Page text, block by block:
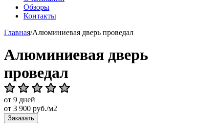
Обзоры
Контакты
Главная/Алюминиевая дверь проведал
Алюминиевая дверь
проведал
от 9 дней
от 3 900 руб./м2
Заказать